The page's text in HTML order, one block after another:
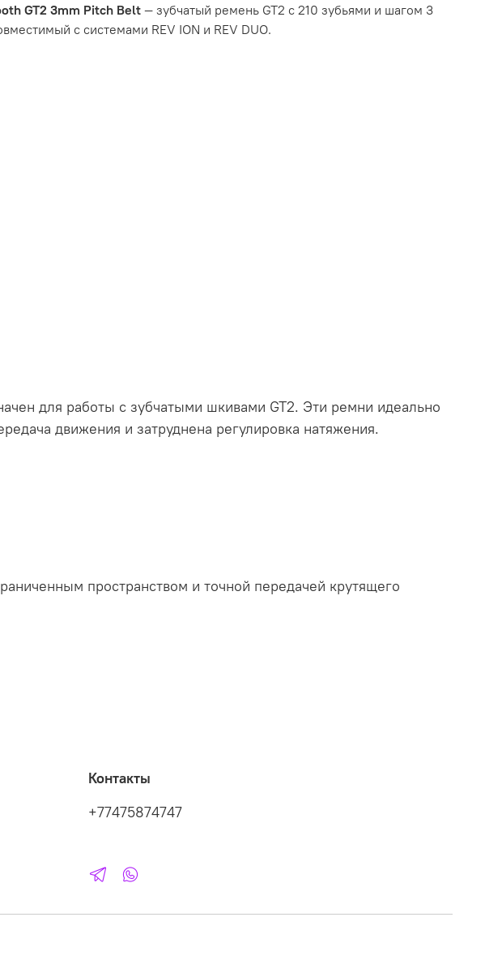
GT2 3mm Pitch Belt — зубчатый ремень GT2 с 210 зубьями и шагом 3
с системами REV ION и REV DUO.
для работы с зубчатыми шкивами GT2. Эти ремни идеально
движения и затруднена регулировка натяжения.
пространством и точной передачей крутящего
Контакты
+77475874747